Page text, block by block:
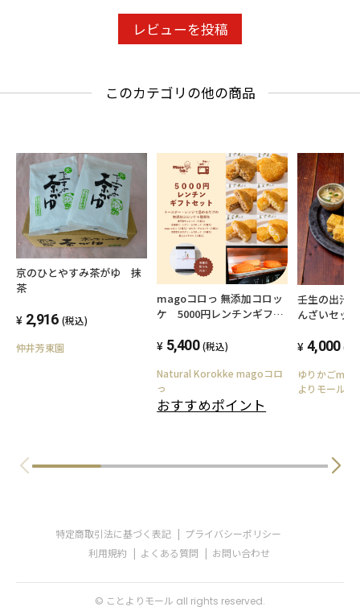
レビューを投稿
このカテゴリの他の商品
京のひとやすみ茶がゆ 抹
茶
2,916 (税込)
仲井芳東園
magoコロっ 無添加コロッ
ケ 5000円レンチンギフト
5,400 (税込)
Natural Korokke magoコロ
っ
おすすめポイント
壬生の出汁
んざいセッ
4,000 (税
ゆりかご
よりモール店
特定商取引法に基づく表記
プライバシーポリシー
利用規約
よくある質問 お問い合わせ
© ことよりモール all rights reserved.